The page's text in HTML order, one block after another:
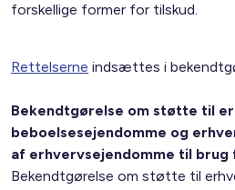
forskellige former for tilskud.
Rettelserne indsættes i
Bekendtgørelse om støtte til
beboelsesejendomme og
af erhvervsejendomme til brug
Bekendtgørelse om støtte til